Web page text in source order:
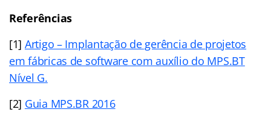
Referências
[1] Artigo – Implantação de gerência de projetos
em fábricas de software com auxílio do MPS.BT
Nível G.
[2] Guia MPS.BR 2016